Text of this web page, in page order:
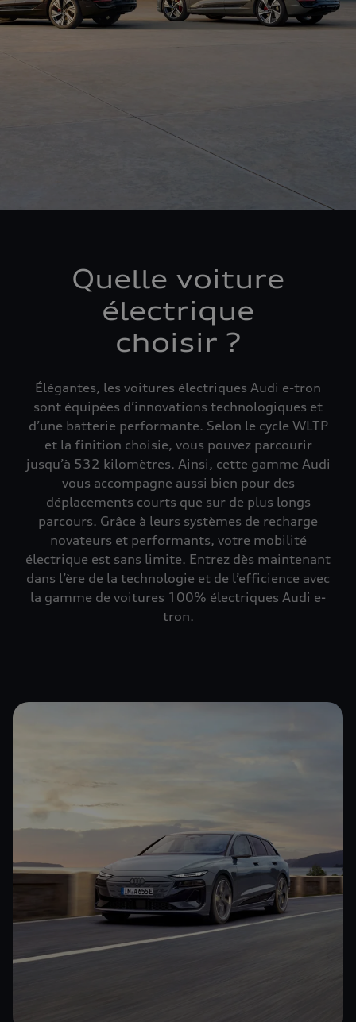
Quelle voiture
électrique
choisir ?
Élégantes, les voitures électriques Audi e-tron
sont équipées d’innovations technologiques et
d’une batterie performante. Selon le cycle WLTP
et la finition choisie, vous pouvez parcourir
jusqu’à 532 kilomètres. Ainsi, cette gamme Audi
vous accompagne aussi bien pour des
déplacements courts que sur de plus longs
parcours. Grâce à leurs systèmes de recharge
novateurs et performants, votre mobilité
électrique est sans limite. Entrez dès maintenant
dans l’ère de la technologie et de l’efficience avec
la gamme de voitures 100% électriques Audi e-
tron.